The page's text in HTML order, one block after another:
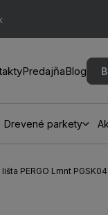
PredajňaBlog
Drevené parkety
PERGO Lmnt